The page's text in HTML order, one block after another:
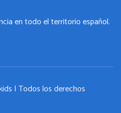
en todo el territorio español.
| Todos los derechos